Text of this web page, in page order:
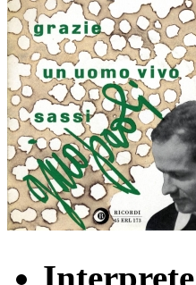
Interprete